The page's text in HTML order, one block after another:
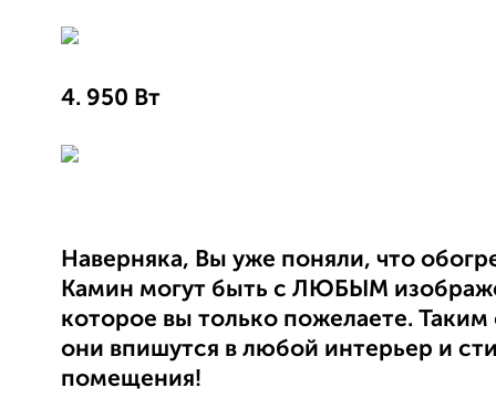
4. 950 Вт
Наверняка, Вы уже поняли, что
Камин могут быть с ЛЮБЫМ
которое вы только пожелаете.
они впишутся в любой интерьер и
помещения!